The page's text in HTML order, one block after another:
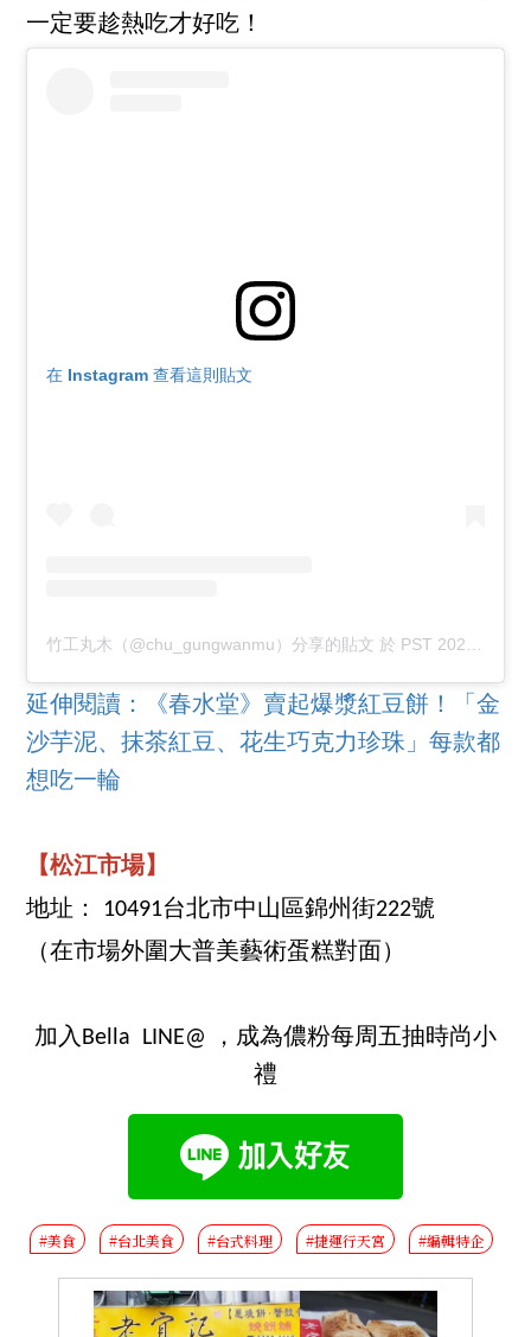
一定要趁熱吃才好吃！
在 Instagram 查看這則貼文
竹工丸木（@chu_gungwanmu）分享的貼文 於 PST 2020 年 2月 月 11 日 上午 5:27
延伸閱讀：《春水堂》賣起爆漿紅豆餅！「金
沙芋泥、抹茶紅豆、花生巧克力珍珠」每款都
想吃一輪
【松江市場】
地址： 10491台北市中山區錦州街222號
（在市場外圍大普美藝術蛋糕對面）
加入Bella LINE@ ，成為儂粉每周五抽時尚小
禮
#美食 #台北美食 #台式料理 #捷運行天宮 #編輯特企